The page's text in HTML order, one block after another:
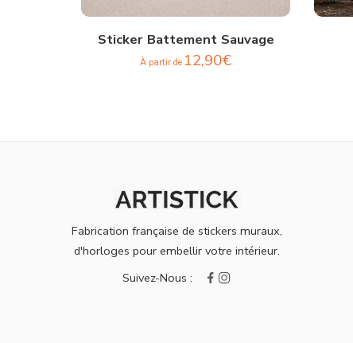
Sticker Battement Sauvage
À partir de 12,90€
Fabrication française de stickers muraux,
d'horloges pour embellir votre intérieur.